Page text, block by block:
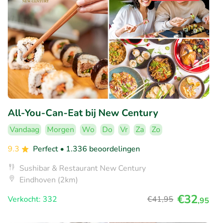
All-You-Can-Eat bij New Century
Vandaag Morgen Wo Do Vr Za
Zo
9.3
Perfect • 1.336 beoordelingen
Sushibar & Restaurant New Century
Eindhoven (2km)
Verkocht: 332
€41,95 €32,95